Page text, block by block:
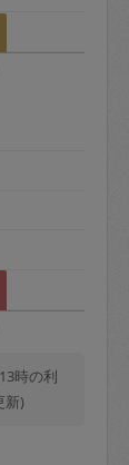
時の利
新)